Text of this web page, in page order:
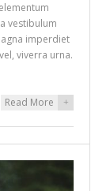
vestibulum
imperdiet
viverra urna.
Read More +